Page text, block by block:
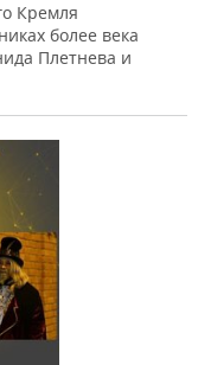
Кремля
более века
Плетнева и